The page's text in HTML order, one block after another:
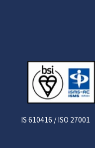
IS 610416 / ISO 27001